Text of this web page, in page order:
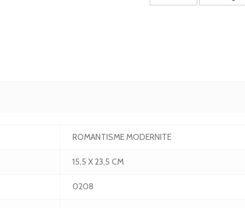
ROMANTISME MODERNITE
15,5 X 23,5 CM
0208